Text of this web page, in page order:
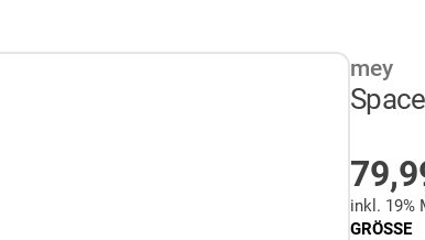
mey
inkl. 19%
GRÖSSE